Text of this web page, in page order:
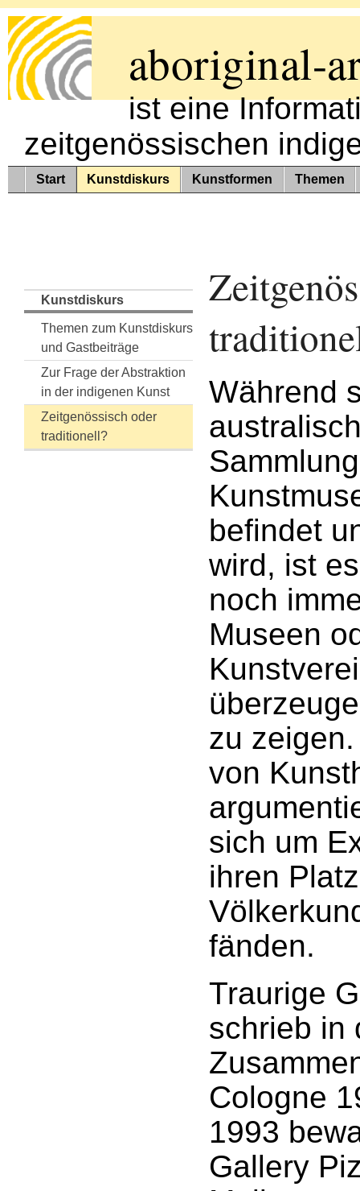
aboriginal-
ist eine
zeitgenössischen
Start Kunstdiskurs Kunstformen Themen
Kunstdiskurs
Themen zum Kunstdiskurs
und Gastbeiträge
Zur Frage der Abstraktion
in der indigenen Kunst
Zeitgenössisch oder
traditionell?
Während
befindet
wird, ist
noch
Museen
zu
von
sich um
ihren
fänden.
Traurige
schrieb in
Cologne
1993
Gallery